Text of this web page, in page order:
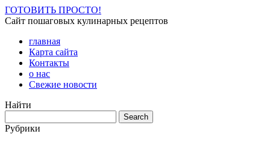
ГОТОВИТЬ ПРОСТО!
Сайт пошаговых кулинарных рецептов
главная
Карта сайта
Контакты
о нас
Свежие новости
Найти
Рубрики